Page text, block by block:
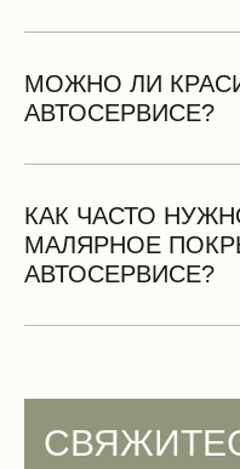
акриловые краски с
МОЖНО ЛИ
АВТОСЕРВИСЕ?
эмали с
КАК ЧАСТО
МАЛЯРНОЕ
АВТОСЕРВИСЕ?
службы составляет 5-